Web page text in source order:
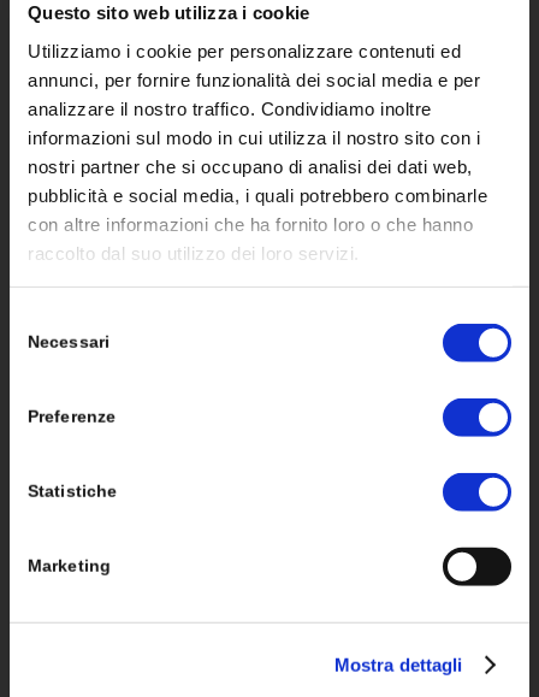
Questo sito web utilizza i cookie
Utilizziamo i cookie per personalizzare contenuti ed
annunci, per fornire funzionalità dei social media e per
analizzare il nostro traffico. Condividiamo inoltre
informazioni sul modo in cui utilizza il nostro sito con i
nostri partner che si occupano di analisi dei dati web,
pubblicità e social media, i quali potrebbero combinarle
con altre informazioni che ha fornito loro o che hanno
raccolto dal suo utilizzo dei loro servizi.
delNecessari
Preferenze
Statistiche
Marketing
Mostra dettagli
Fax 0362.1400333
SOLUZIONI
Moduli
Ottimizzatori di potenza
Accessori Elettrici